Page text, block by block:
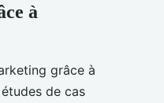
à
grâce à
de cas